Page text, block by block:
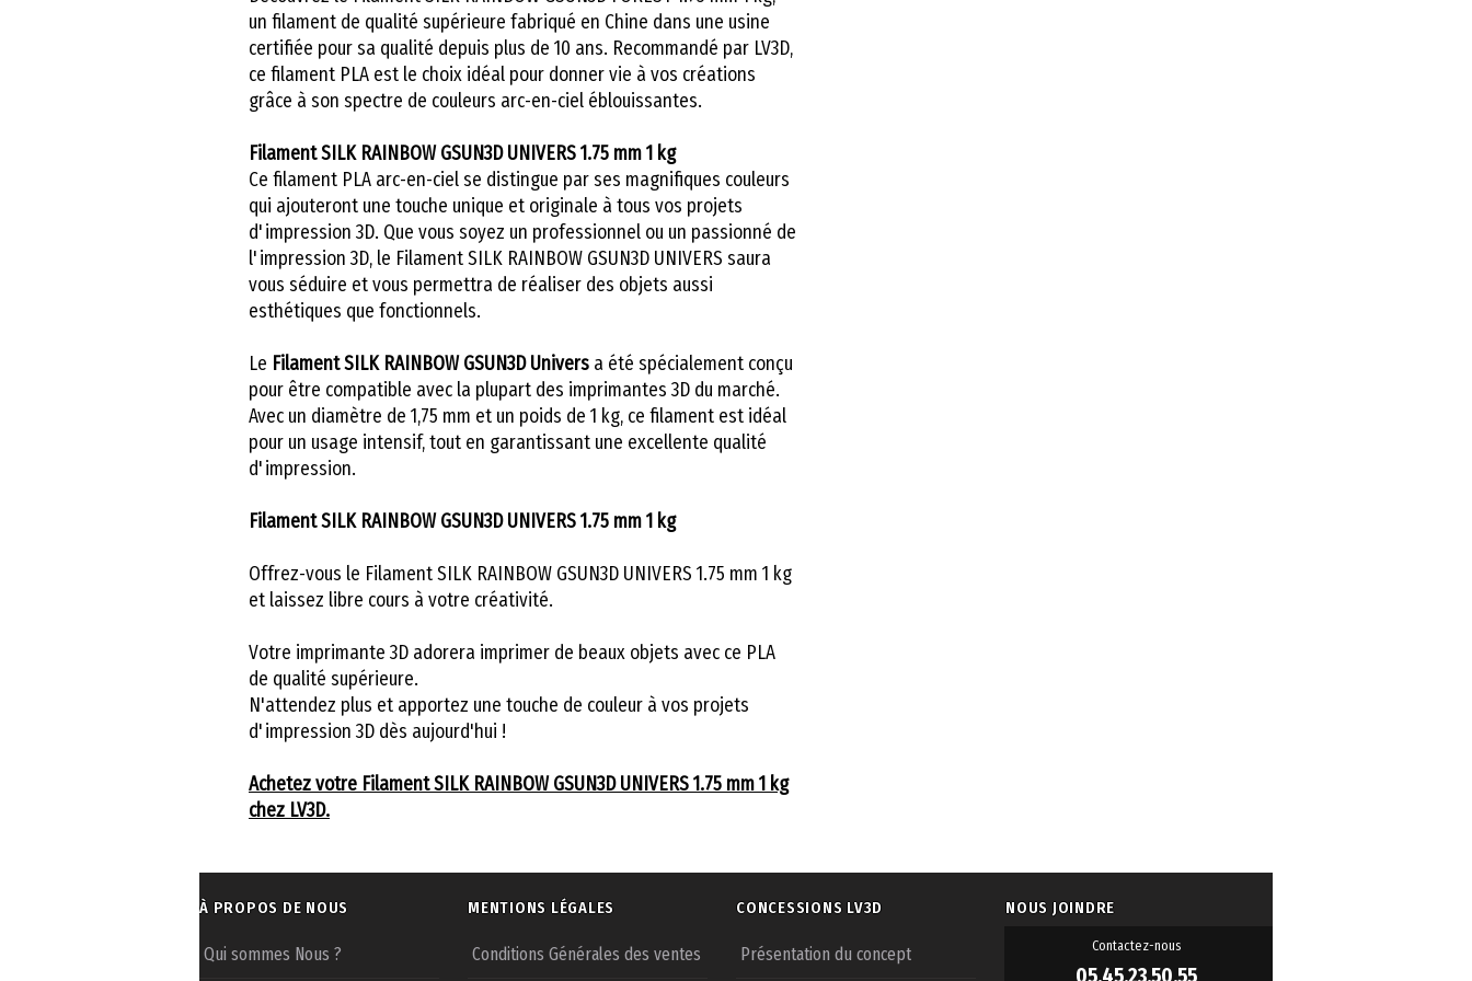
un filament de qualité supérieure fabriqué en Chine dans une usine
certifiée pour sa qualité depuis plus de 10 ans. Recommandé par LV3D,
ce filament PLA est le choix idéal pour donner vie à vos créations
grâce à son spectre de couleurs arc-en-ciel éblouissantes.
Filament SILK RAINBOW GSUN3D UNIVERS 1.75 mm 1 kg
Ce filament PLA arc-en-ciel se distingue par ses magnifiques couleurs
qui ajouteront une touche unique et originale à tous vos projets
d'impression 3D. Que vous soyez un professionnel ou un passionné de
l'impression 3D, le Filament SILK RAINBOW GSUN3D UNIVERS saura
vous séduire et vous permettra de réaliser des objets aussi
esthétiques que fonctionnels.
Le Filament SILK RAINBOW GSUN3D Univers a été spécialement conçu
pour être compatible avec la plupart des imprimantes 3D du marché.
Avec un diamètre de 1,75 mm et un poids de 1 kg, ce filament est idéal
pour un usage intensif, tout en garantissant une excellente qualité
d'impression.
Filament SILK RAINBOW GSUN3D UNIVERS 1.75 mm 1 kg
Offrez-vous le Filament SILK RAINBOW GSUN3D UNIVERS 1.75 mm 1 kg
et laissez libre cours à votre créativité.
Votre imprimante 3D adorera imprimer de beaux objets avec ce PLA
de qualité supérieure.
N'attendez plus et apportez une touche de couleur à vos projets
d'impression 3D dès aujourd'hui !
Achetez votre Filament SILK RAINBOW GSUN3D UNIVERS 1.75 mm 1 kg
chez LV3D.
À PROPOS DE NOUS
Qui sommes Nous ?
MENTIONS LÉGALES
Conditions Générales des ventes
CONCESSIONS LV3D
Présentation du concept
NOUS JOINDRE
Contactez-nous
05.45.23.50.55